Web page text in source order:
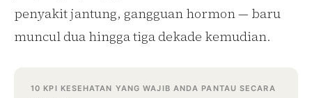
penyakit jantung, gangguan hormon — baru
muncul dua hingga tiga dekade kemudian.
10 KPI KESEHATAN YANG WAJIB ANDA PANTAU SECARA